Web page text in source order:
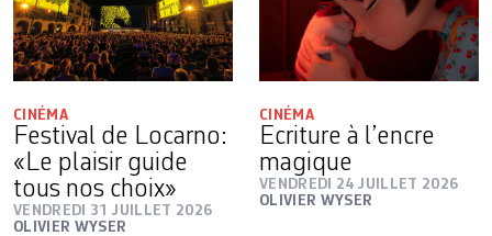
CINÉMA
Festival de Locarno:
«Le plaisir guide
tous nos choix»
VENDREDI 31 JUILLET 2026
OLIVIER WYSER
CINÉMA
Ecriture à l’encre
magique
VENDREDI 24 JUILLET 2026
OLIVIER WYSER